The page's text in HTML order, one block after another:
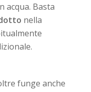
acqua. Basta
nella
funge anche